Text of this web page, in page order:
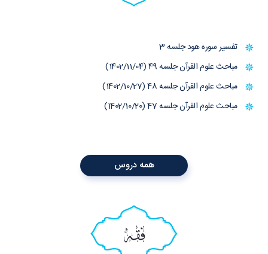
تفسیر سوره هود جلسه 3
مباحث علوم القرآن جلسه 49 (1402/11/04)
مباحث علوم القرآن جلسه 48 (1402/10/27)
مباحث علوم القرآن جلسه 47 (1402/10/20)
همه دروس
فقه